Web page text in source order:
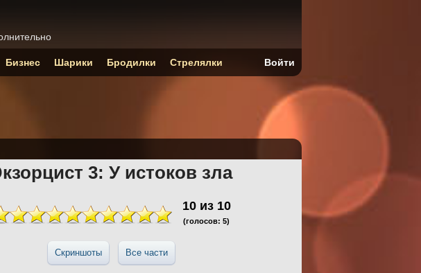
3: У истоков зла
10из 10
(голосов: 5)
Скриншоты Все части
Бизнес Шарики Бродилки Стрелялки Войти